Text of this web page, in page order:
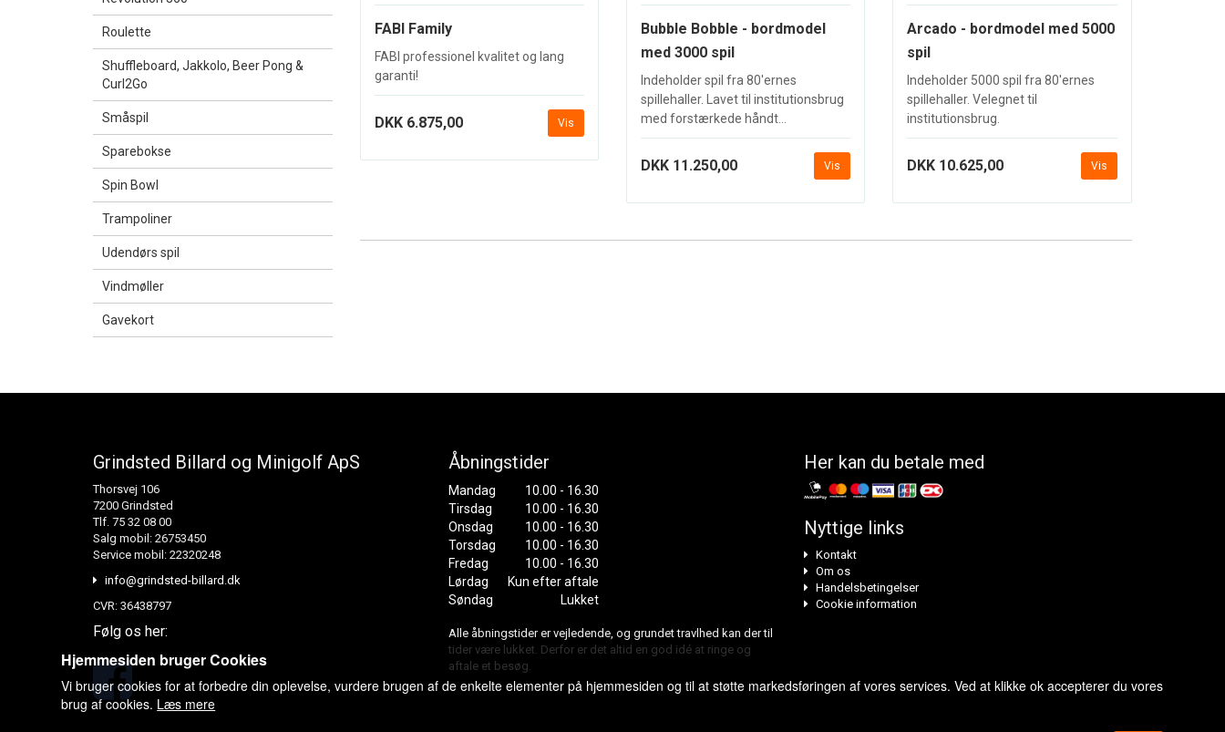
Roulette
Shuffleboard, Jakkolo, Beer Pong &
Curl2Go
Småspil
Sparebokse
Spin Bowl
Trampoliner
Udendørs spil
Vindmøller
Gavekort
FABI Family
FABI professionel kvalitet og lang
garanti!
DKK 6.875,00 Vis
Bubble Bobble - bordmodel
med 3000 spil
Indeholder spil fra 80'ernes
spillehaller. Lavet til institutionsbrug
med forstærkede håndt...
DKK 11.250,00 Vis
Arcado - bordmodel med 5000
spil
Indeholder 5000 spil fra 80'ernes
spillehaller. Velegnet til
institutionsbrug.
DKK 10.625,00 Vis
Grindsted Billard og Minigolf ApS
Thorsvej 106
7200 Grindsted
Tlf. 75 32 08 00
Salg mobil: 26753450
Service mobil: 22320248
info@grindsted-billard.dk
CVR: 36438797
Følg os her:
Åbningstider
Mandag
10.00 - 16.30
Tirsdag
10.00 - 16.30
Onsdag
10.00 - 16.30
Torsdag
10.00 - 16.30
Fredag
10.00 - 16.30
Lørdag
Kun efter aftale
Søndag
Lukket
Alle åbningstider er vejledende, og grundet travlhed kan der til
tider være lukket. Derfor er det altid en god idé at ringe og
aftale et besøg.
Her kan du betale med
Nyttige links
Kontakt
Om os
Handelsbetingelser
Cookie information
Hjemmesiden bruger Cookies
Vi bruger cookies for at forbedre din oplevelse, vurdere brugen af de enkelte elementer på hjemmesiden og til at støtte markedsføringen af vores services. Ved at klikke ok accepterer du vores
brug af cookies. Læs mere